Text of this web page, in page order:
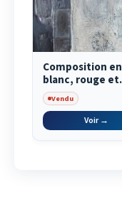
Composition en
blanc, rouge et
violet
Vendu
Voir →